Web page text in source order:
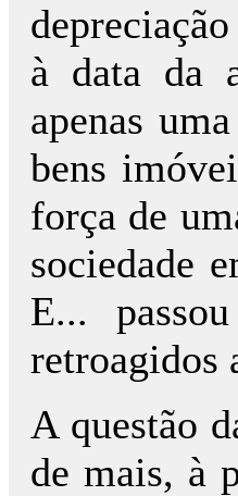
à data da
apenas
bens
força de
sociedade
E...
retroagidos
A questão
de mais, à